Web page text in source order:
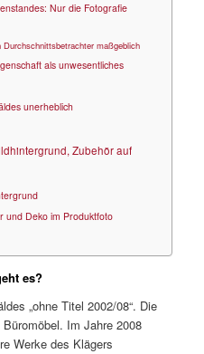
Nur die Fotografie
Durchschnittsbetrachter maßgeblich
als unwesentliches
unerheblich
Zubehör auf
und Deko im Produktfoto
es?
„ohne Titel 2002/08“. Die
Im Jahre 2008
Werke des Klägers